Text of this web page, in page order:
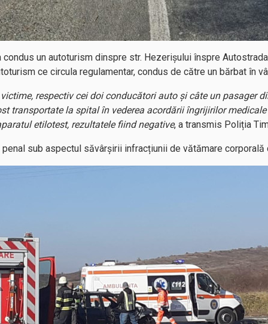
un autoturism dinspre str. Hezerișului înspre
ce circula regulamentar, condus de către un bărbat în
respectiv cei doi conducători auto și câte un pasager
transportate la spital în vederea acordării îngrijirilor
etilotest, rezultatele fiind negative, a transmis Poliția
sub aspectul săvârșirii infracțiunii de vătămare corporală